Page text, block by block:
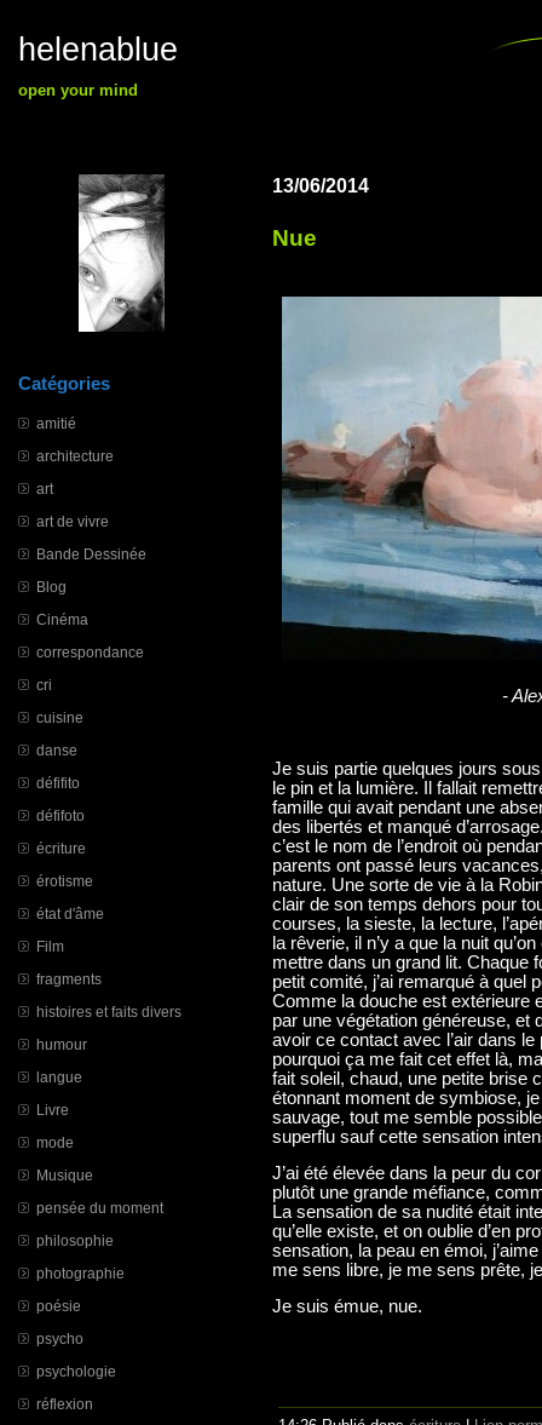
helenablue
open your mind
Catégories
amitié
architecture
art
art de vivre
Bande Dessinée
Blog
Cinéma
correspondance
cri
cuisine
danse
défifito
défifoto
écriture
érotisme
état d'âme
Film
fragments
histoires et faits divers
humour
langue
Livre
mode
Musique
pensée du moment
philosophie
photographie
poésie
psycho
psychologie
réflexion
13/06/2014
Nue
-
Je suis partie quelques jours
le pin et la lumière. Il fallait
famille qui avait pendant une
des libertés et manqué
c’est le nom de l’endroit où
parents ont passé leurs
nature. Une sorte de vie à la
clair de son temps dehors pour
courses, la sieste, la lecture,
la rêverie, il n’y a que la nuit
mettre dans un grand lit. Chaque
petit comité, j’ai remarqué à quel
Comme la douche est extérieure
par une végétation généreuse, et
avoir ce contact avec l’air dans
pourquoi ça me fait cet effet là,
fait soleil, chaud, une petite brise
étonnant moment de symbiose,
sauvage, tout me semble
superflu sauf cette sensation
J’ai été élevée dans la peur du
plutôt une grande méfiance,
La sensation de sa nudité était
qu’elle existe, et on oublie d’en
sensation, la peau en émoi,
me sens libre, je me sens prête,
Je suis émue, nue.